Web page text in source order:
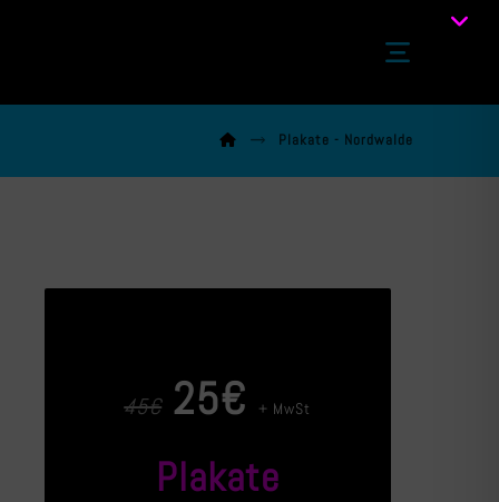
Plakate - Nordwalde
45€25€ + MwSt
Plakate